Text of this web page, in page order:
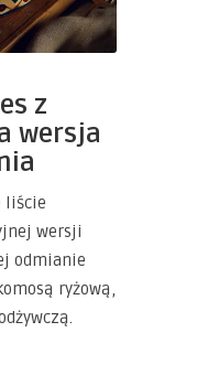
z
wersja
liście
wersji
odmianie
ryżową,